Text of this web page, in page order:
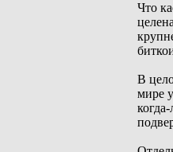
Что
В
мире